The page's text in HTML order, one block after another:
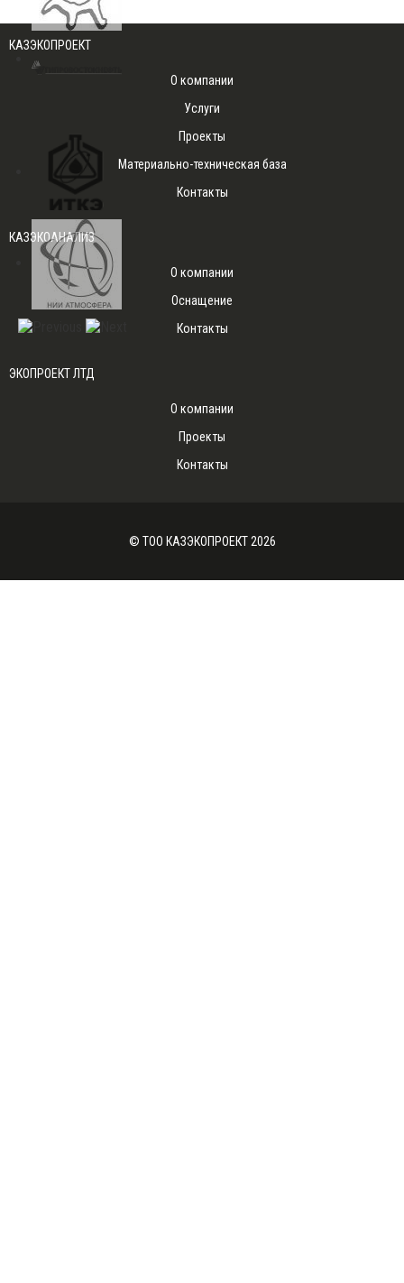
КАЗЭКОПРОЕКТ
О компании
Услуги
Проекты
Материально-техническая база
Контакты
КАЗЭКОАНАЛИЗ
О компании
Оснащение
Контакты
ЭКОПРОЕКТЛТД
О компании
Проекты
Контакты
© ТОО КАЗЭКОПРОЕКТ 2026